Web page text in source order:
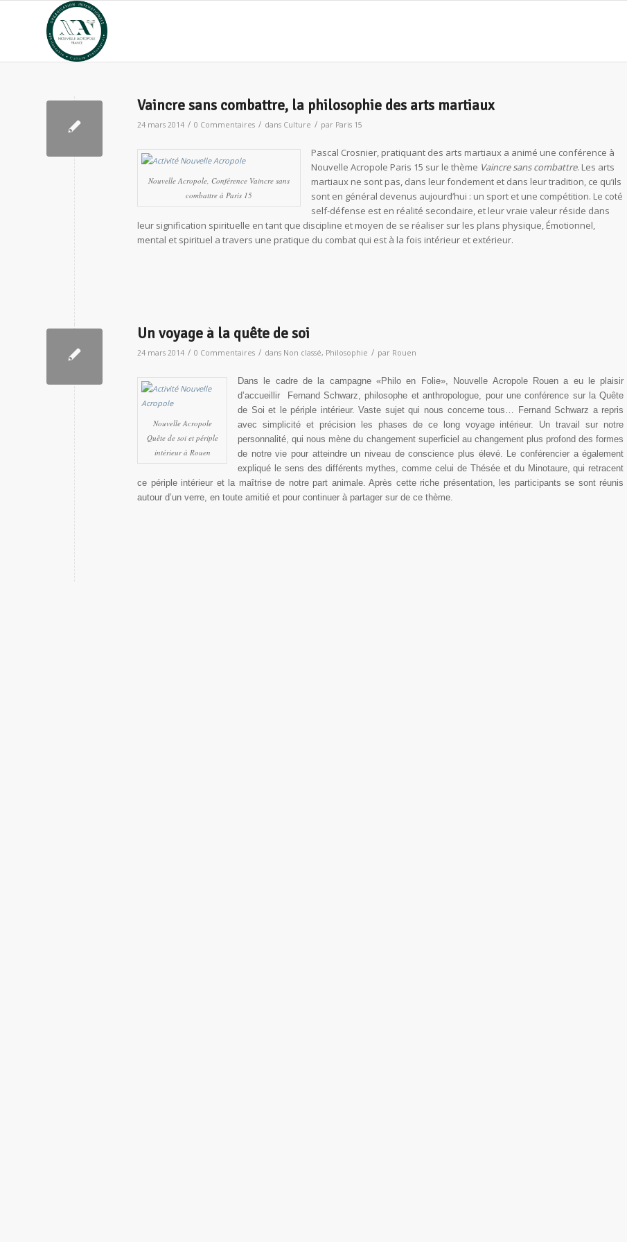
Vaincre sans combattre, la philosophie des arts martiaux
24 mars 2014 / 0 Commentaires / dans Culture / par Paris 15
Nouvelle Acropole, Conférence Vaincre sans
combattre à Paris 15
Pascal Crosnier, pratiquant des arts martiaux a animé une conférence à
Nouvelle Acropole Paris 15 sur le thème Vaincre sans combattre. Les arts
martiaux ne sont pas, dans leur fondement et dans leur tradition, ce qu’ils
sont en général devenus aujourd’hui : un sport et une compétition. Le coté
self-défense est en réalité secondaire, et leur vraie valeur réside dans
leur signification spirituelle en tant que discipline et moyen de se réaliser sur les plans physique, Émotionnel,
mental et spirituel a travers une pratique du combat qui est à la fois intérieur et extérieur.
Un voyage à la quête de soi
24 mars 2014 / 0 Commentaires / dans Non classé, Philosophie / par Rouen
Nouvelle Acropole
Quête de soi et périple
intérieur à Rouen
Dans le cadre de la campagne «Philo en Folie», Nouvelle Acropole Rouen a eu le plaisir
d’accueillir Fernand Schwarz, philosophe et anthropologue, pour une conférence sur la Quête
de Soi et le périple intérieur. Vaste sujet qui nous concerne tous… Fernand Schwarz a repris
avec simplicité et précision les phases de ce long voyage intérieur. Un travail sur notre
personnalité, qui nous mène du changement superficiel au changement plus profond des formes
de notre vie pour atteindre un niveau de conscience plus élevé. Le conférencier a également
expliqué le sens des différents mythes, comme celui de Thésée et du Minotaure, qui retracent
ce périple intérieur et la maîtrise de notre part animale. Après cette riche présentation, les participants se sont réunis
autour d’un verre, en toute amitié et pour continuer à partager sur de ce thème.